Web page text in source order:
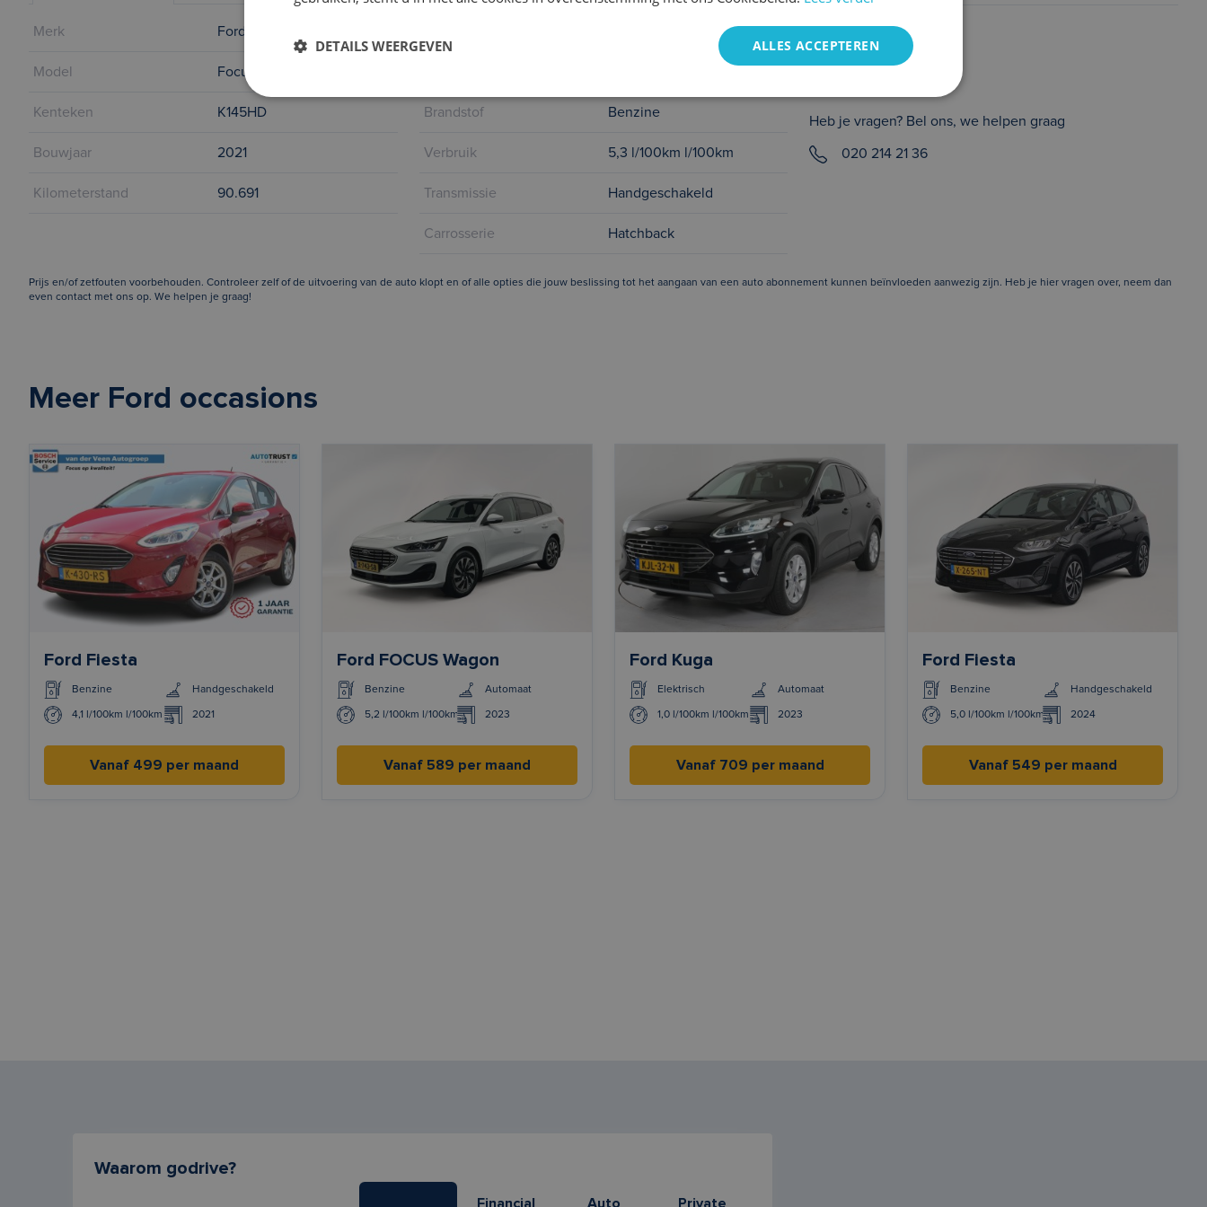
Merk Ford
Model Focus
Kenteken K145HD
Bouwjaar 2021
Kilometerstand 90.691
2021-01-07 00:00:00
Brandstof Benzine
Verbruik 5,3 l/100km l/100km
Transmissie Handgeschakeld
Carrosserie Hatchback
RTO autoservice
Heb je vragen? Bel ons, we helpen graag
020 214 21 36
Prijs en/of zetfouten voorbehouden. Controleer zelf of de uitvoering van de auto klopt en of alle opties die jouw beslissing tot het aangaan van een auto abonnement kunnen beïnvloeden aanwezig zijn. Heb je hier vragen over, neem dan
even contact met ons op. We helpen je graag!
Meer Ford occasions
Ford Fiesta
Benzine Handgeschakeld
4,1 l/100km l/100km 2021
Vanaf 499 per maand
Ford FOCUS Wagon
Benzine Automaat
5,2 l/100km l/100km 2023
Vanaf 589 per maand
Ford Kuga
Elektrisch Automaat
1,0 l/100km l/100km 2023
Vanaf 709 per maand
Ford Fiesta
Benzine Handgeschakeld
5,0 l/100km l/100km 2024
Vanaf 549 per maand
Waarom godrive?
Financial Auto Private
ALLES ACCEPTEREN
DETAILS WEERGEVEN